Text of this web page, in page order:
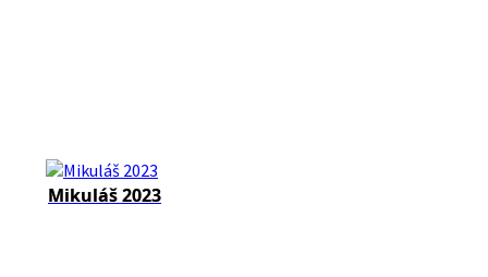
Mikuláš 2023